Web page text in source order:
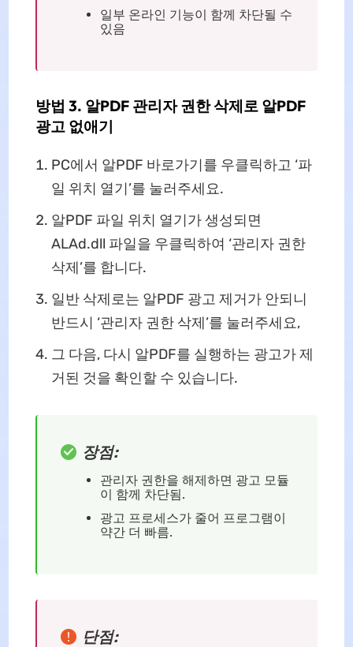
일부 온라인 기능이 함께 차단될 수
있음
방법 3. 알PDF 관리자 권한 삭제로 알PDF
광고 없애기
PC에서 알PDF 바로가기를 우클릭하고 ‘파
일 위치 열기’를 눌러주세요.
알PDF 파일 위치 열기가 생성되면
ALAd.dll 파일을 우클릭하여 ‘관리자 권한
삭제’를 합니다.
일반 삭제로는 알PDF 광고 제거가 안되니
반드시 ‘관리자 권한 삭제’를 눌러주세요,
그 다음, 다시 알PDF를 실행하는 광고가 제
거된 것을 확인할 수 있습니다.
장점:
관리자 권한을 해제하면 광고 모듈
이 함께 차단됨.
광고 프로세스가 줄어 프로그램이
약간 더 빠름.
단점: